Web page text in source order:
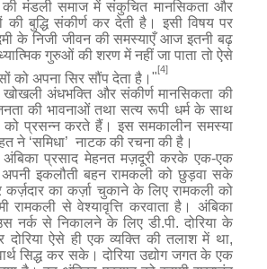
की मंडली समाजमेंसंकुचित मानसिकता और
की बुद्धि संकीर्ण कर देती है। इसी विषय पर
के निजी जीवन की समस्याएँ आज इतनी बढ़
गुरुओं की शरण में नहीं जा पाता तो ऐसे
को अपना सिर सौंप देता है। "
[4]
अंधभक्ति और संकीर्ण मानसिकता की
की भावनाओं तथा सत्य रूपी धर्म के साथ
प्रसन्न करते हैं। इस समकालीन समस्या
ने‘समिधा’ नाटक की रचना की है।
अंबिका प्रसाद मेहनत मज़दूरी करके एक-एक
अपनी इकलौती बहन रामकली को छुड़वा सके
का कर्ज़ा चुकाने के लिए रामकली को
से वेश्यावृत्ति करवाता है। अंबिका
नर्क से निकालने के लिए डी.पी. दोरिया के
ऐसे ही एक व्यक्ति की तलाश में था,
सिद्ध कर सके। दोरिया उद्योग जगत के एक